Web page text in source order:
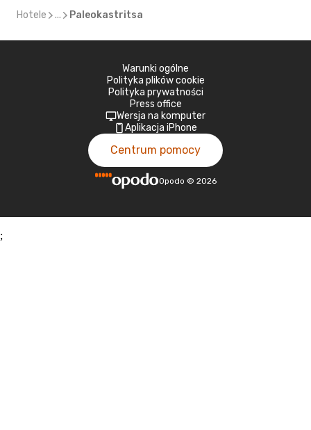
Hotele ... Paleokastritsa
Warunki ogólne
Polityka plików cookie
Polityka prywatności
Press office
Wersja na komputer
Aplikacja iPhone
Centrum pomocy
Opodo © 2026
;